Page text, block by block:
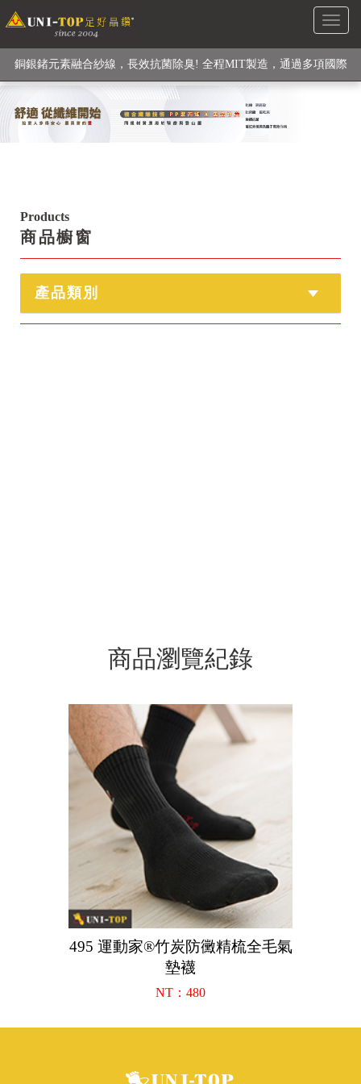
Toggle
級高性能纖維素材), 機能貼身衣物No. 1
銅銀鍺元素融合紗線，長效抗菌除臭! 全程MIT製造，通過多項國際
檢驗
【快來點我】H型銅銀纖維長效PP能量護膝! 支撐. 包覆感. 超透氣.
Products
商品櫥窗
產品類別
商品瀏覽紀錄
495 運動家®竹炭防黴精梳全毛氣
墊襪
NT：480